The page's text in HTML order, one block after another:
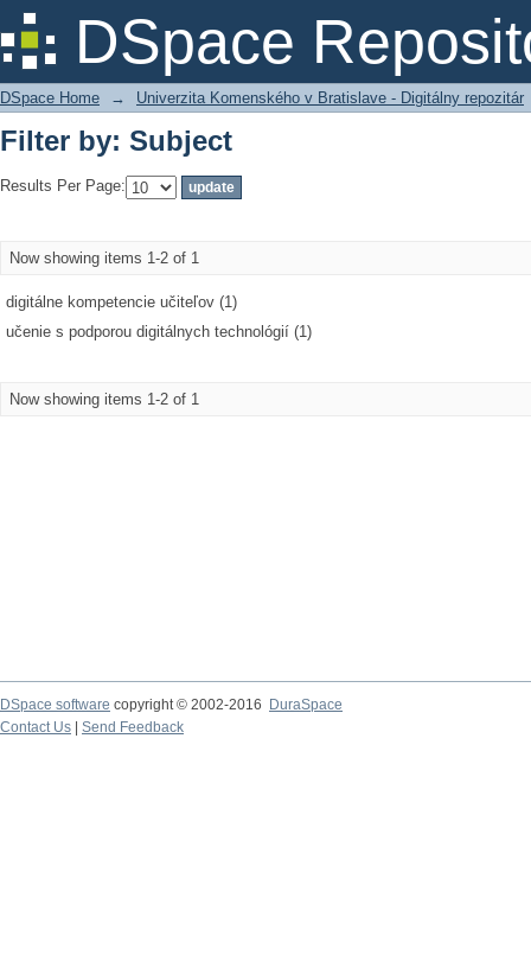
DSpace
Filter by: Subject
DSpace Home → Univerzita Komenského v Bratislave - Digitálny repozitár
Filter by: Subject
Results Per Page:
Now showing items 1-2 of 1
digitálne kompetencie učiteľov (1)
učenie s podporou digitálnych technológií (1)
Now showing items 1-2 of 1
DSpace software copyright © 2002-2016
DuraSpace
Contact Us
Send Feedback